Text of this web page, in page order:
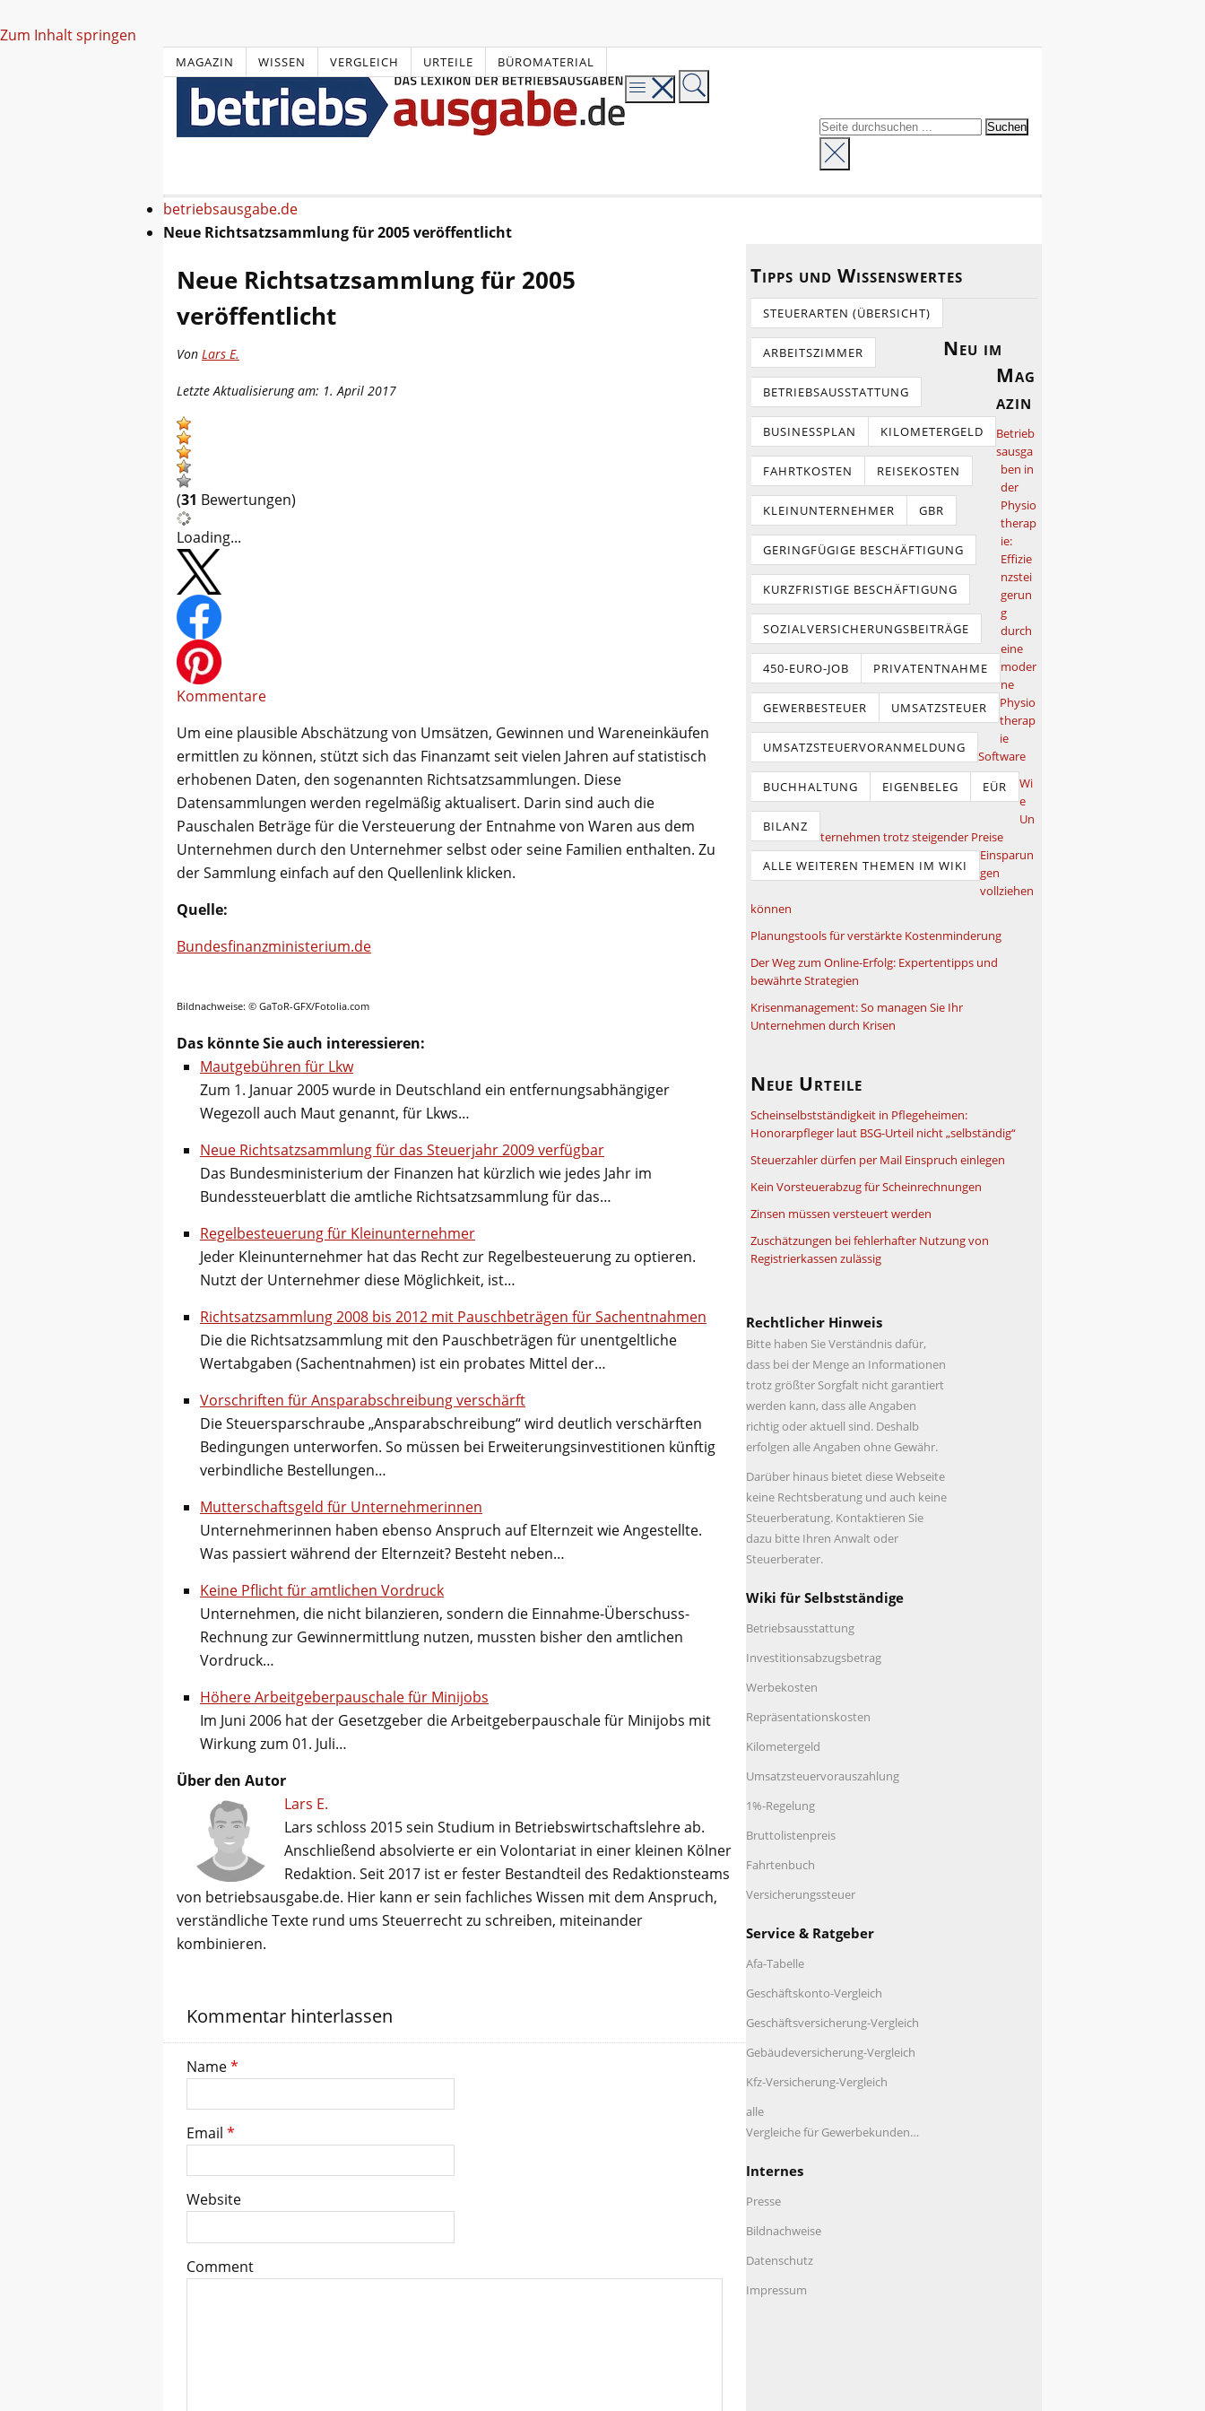
Zum Inhalt springen
MAGAZIN WISSEN VERGLEICH URTEILE BÜROMATERIAL
betriebsausgabe.de
Neue Richtsatzsammlung für 2005 veröffentlicht
Neue Richtsatzsammlung für 2005
veröffentlicht
Von Lars E.
Letzte Aktualisierung am: 1. April 2017
(31 Bewertungen)
Loading...
Kommentare
Um eine plausible Abschätzung von Umsätzen, Gewinnen und Wareneinkäufen
ermittlen zu können, stützt sich das Finanzamt seit vielen Jahren auf statistisch
erhobenen Daten, den sogenannten Richtsatzsammlungen. Diese
Datensammlungen werden regelmäßig aktualisert. Darin sind auch die
Pauschalen Beträge für die Versteuerung der Entnahme von Waren aus dem
Unternehmen durch den Unternehmer selbst oder seine Familien enthalten. Zu
der Sammlung einfach auf den Quellenlink klicken.
Quelle:
Bundesfinanzministerium.de
Bildnachweise: © GaToR-GFX/Fotolia.com
Das könnte Sie auch interessieren:
Mautgebühren für Lkw
Zum 1. Januar 2005 wurde in Deutschland ein entfernungsabhängiger
Wegezoll auch Maut genannt, für Lkws…
Neue Richtsatzsammlung für das Steuerjahr 2009 verfügbar
Das Bundesministerium der Finanzen hat kürzlich wie jedes Jahr im
Bundessteuerblatt die amtliche Richtsatzsammlung für das…
Regelbesteuerung für Kleinunternehmer
Jeder Kleinunternehmer hat das Recht zur Regelbesteuerung zu optieren.
Nutzt der Unternehmer diese Möglichkeit, ist…
Richtsatzsammlung 2008 bis 2012 mit Pauschbeträgen für Sachentnahmen
Die die Richtsatzsammlung mit den Pauschbeträgen für unentgeltliche
Wertabgaben (Sachentnahmen) ist ein probates Mittel der…
Vorschriften für Ansparabschreibung verschärft
Die Steuersparschraube „Ansparabschreibung“ wird deutlich verschärften
Bedingungen unterworfen. So müssen bei Erweiterungsinvestitionen künftig
verbindliche Bestellungen…
Mutterschaftsgeld für Unternehmerinnen
Unternehmerinnen haben ebenso Anspruch auf Elternzeit wie Angestellte.
Was passiert während der Elternzeit? Besteht neben…
Keine Pflicht für amtlichen Vordruck
Unternehmen, die nicht bilanzieren, sondern die Einnahme-Überschuss-
Rechnung zur Gewinnermittlung nutzen, mussten bisher den amtlichen
Vordruck…
Höhere Arbeitgeberpauschale für Minijobs
Im Juni 2006 hat der Gesetzgeber die Arbeitgeberpauschale für Minijobs mit
Wirkung zum 01. Juli…
Über den Autor
Lars E.
Lars schloss 2015 sein Studium in Betriebswirtschaftslehre ab.
Anschließend absolvierte er ein Volontariat in einer kleinen Kölner
Redaktion. Seit 2017 ist er fester Bestandteil des Redaktionsteams
von betriebsausgabe.de. Hier kann er sein fachliches Wissen mit dem Anspruch,
verständliche Texte rund ums Steuerrecht zu schreiben, miteinander
kombinieren.
Kommentar hinterlassen
Name*
Email *
Website
Comment
Tipps und Wissenswertes
STEUERARTEN (ÜBERSICHT)
ARBEITSZIMMER
BETRIEBSAUSSTATTUNG
BUSINESSPLAN KILOMETERGELD
FAHRTKOSTEN REISEKOSTEN
KLEINUNTERNEHMER GBR
GERINGFÜGIGE BESCHÄFTIGUNG
KURZFRISTIGE BESCHÄFTIGUNG
SOZIALVERSICHERUNGSBEITRÄGE
450-EURO-JOB PRIVATENTNAHME
GEWERBESTEUER UMSATZSTEUER
UMSATZSTEUERVORANMELDUNG
BUCHHALTUNG EIGENBELEG EÜR
BILANZ
ALLE WEITEREN THEMEN IM WIKI
Neu im
Mag
azin
Betrieb
sausga
ben in
der
Physio
therap
ie:
Effizie
nzstei
gerun
g
durch
eine
moder
ne
Physio
therap
ie
Software
Wi
e
Un
ternehmen trotz steigender Preise
Einsparun
gen
vollziehen
können
Planungstools für verstärkte Kostenminderung
Der Weg zum Online-Erfolg: Expertentipps und
bewährte Strategien
Krisenmanagement: So managen Sie Ihr
Unternehmen durch Krisen
Neue Urteile
Scheinselbstständigkeit in Pflegeheimen:
Honorarpfleger laut BSG-Urteil nicht „selbständig“
Steuerzahler dürfen per Mail Einspruch einlegen
Kein Vorsteuerabzug für Scheinrechnungen
Zinsen müssen versteuert werden
Zuschätzungen bei fehlerhafter Nutzung von
Registrierkassen zulässig
Rechtlicher Hinweis
Bitte haben Sie Verständnis dafür,
dass bei der Menge an Informationen
trotz größter Sorgfalt nicht garantiert
werden kann, dass alle Angaben
richtig oder aktuell sind. Deshalb
erfolgen alle Angaben ohne Gewähr.
Darüber hinaus bietet diese Webseite
keine Rechtsberatung und auch keine
Steuerberatung. Kontaktieren Sie
dazu bitte Ihren Anwalt oder
Steuerberater.
Wiki für Selbstständige
Betriebsausstattung
Investitionsabzugsbetrag
Werbekosten
Repräsentationskosten
Kilometergeld
Umsatzsteuervorauszahlung
1%-Regelung
Bruttolistenpreis
Fahrtenbuch
Versicherungssteuer
Service & Ratgeber
Afa-Tabelle
Geschäftskonto-Vergleich
Geschäftsversicherung-Vergleich
Gebäudeversicherung-Vergleich
Kfz-Versicherung-Vergleich
alle
Vergleiche für Gewerbekunden…
Internes
Presse
Bildnachweise
Datenschutz
Impressum